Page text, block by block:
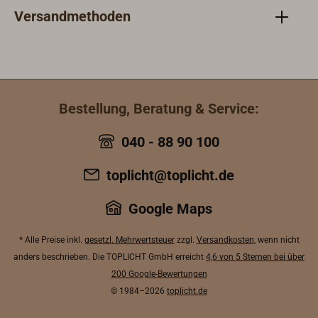
zugänglichen
Stellen gut
einsetzten.
Versandmethoden
Bestellung, Beratung & Service:
040 - 88 90 100
toplicht@toplicht.de
Google Maps
* Alle Preise inkl. gesetzl. Mehrwertsteuerzzgl. Versandkosten, wenn nicht
anders beschrieben. Die TOPLICHT GmbH erreicht 4,6 von 5 Sternen bei über
200 Google-Bewertungen
© 1984–2026 toplicht.de